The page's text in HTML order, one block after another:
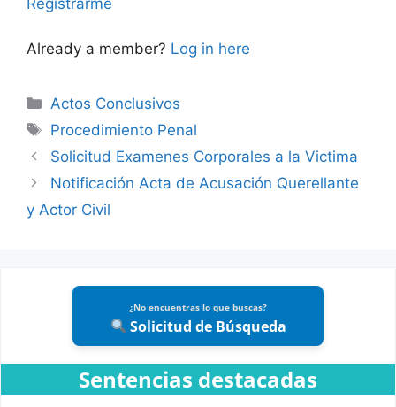
Registrarme
Already a member? Log in here
Categories
Actos Conclusivos
Tags
Procedimiento Penal
Solicitud Examenes Corporales a la Victima
Notificación Acta de Acusación Querellante
y Actor Civil
¿No encuentras lo que buscas?
Solicitud de Búsqueda
Sentencias destacadas